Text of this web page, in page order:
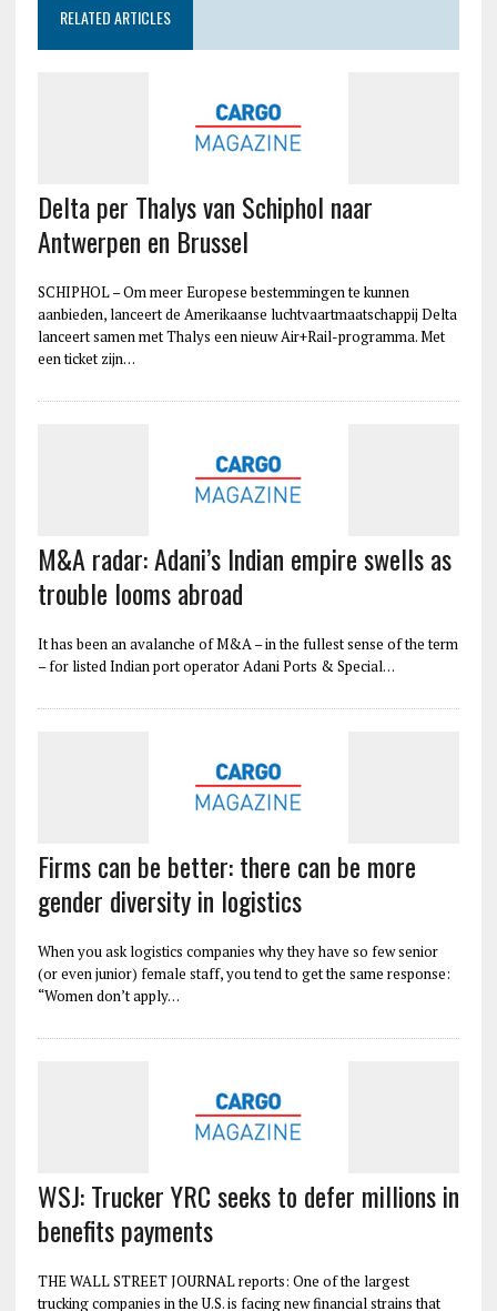
RELATED ARTICLES
Delta per Thalys van Schiphol naar
Antwerpen en Brussel
SCHIPHOL – Om meer Europese bestemmingen te kunnen
aanbieden, lanceert de Amerikaanse luchtvaartmaatschappij Delta
lanceert samen met Thalys een nieuw Air+Rail-programma. Met
een ticket zijn…
M&A radar: Adani’s Indian empire swells as
trouble looms abroad
It has been an avalanche of M&A – in the fullest sense of the term
– for listed Indian port operator Adani Ports & Special…
Firms can be better: there can be more
gender diversity in logistics
When you ask logistics companies why they have so few senior
(or even junior) female staff, you tend to get the same response:
“Women don’t apply…
WSJ: Trucker YRC seeks to defer millions in
benefits payments
THE WALL STREET JOURNAL reports: One of the largest
trucking companies in the U.S. is facing new financial strains that